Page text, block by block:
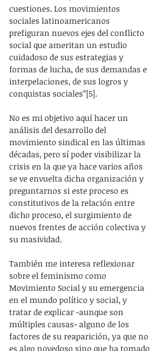
cuestiones. Los movimientos
sociales latinoamericanos
prefiguran nuevos ejes del conflicto
social que ameritan un estudio
cuidadoso de sus estrategias y
formas de lucha, de sus demandas e
interpelaciones, de sus logros y
conquistas sociales”[5].
No es mi objetivo aquí hacer un
análisis del desarrollo del
movimiento sindical en las últimas
décadas, pero sí poder visibilizar la
crisis en la que ya hace varios años
se ve envuelta dicha organización y
preguntarnos si este proceso es
constitutivos de la relación entre
dicho proceso, el surgimiento de
nuevos frentes de acción colectiva y
su masividad.
También me interesa reflexionar
sobre el feminismo como
Movimiento Social y su emergencia
en el mundo político y social, y
tratar de explicar -aunque son
múltiples causas- alguno de los
factores de su reaparición, ya que no
es algo novedoso sino que ha tomado